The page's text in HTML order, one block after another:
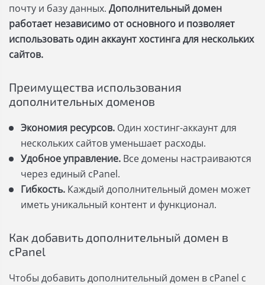
почту и базу данных. Дополнительный домен
работает независимо от основного и позволяет
использовать один аккаунт хостинга для нескольких
сайтов.
Преимущества использования
дополнительных доменов
Экономия ресурсов. Один хостинг-аккаунт для
нескольких сайтов уменьшает расходы.
Удобное управление. Все домены настраиваются
через единый cPanel.
Гибкость. Каждый дополнительный домен может
иметь уникальный контент и функционал.
Как добавить дополнительный домен в
cPanel
Чтобы добавить дополнительный домен в cPanel с